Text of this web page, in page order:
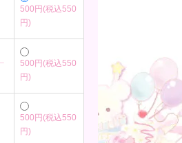
500円(税込550
円)
500円(税込550
円)
500円(税込550
円)